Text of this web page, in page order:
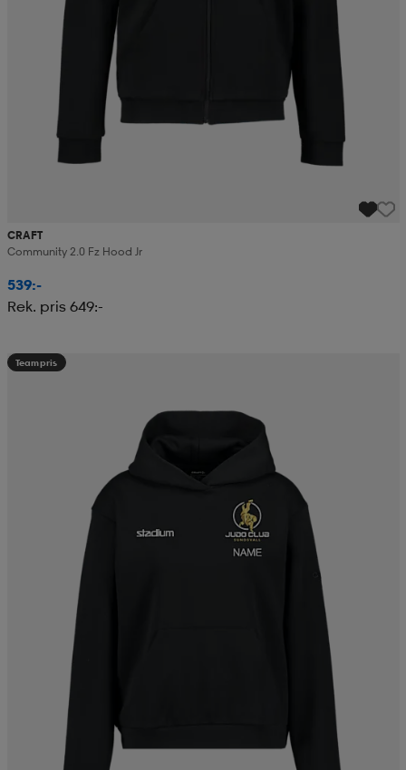
CRAFT
Community 2.0 Fz Hood Jr
539:-
Rek. pris 649:-
Teampris